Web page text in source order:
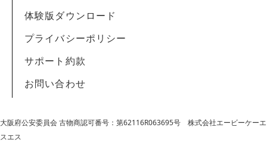
体験版ダウンロード
プライバシーポリシー
サポート約款
お問い合わせ
大阪府公安委員会 古物商認可番号：第62116R063695号 株式会社エービーケーエ
スエス